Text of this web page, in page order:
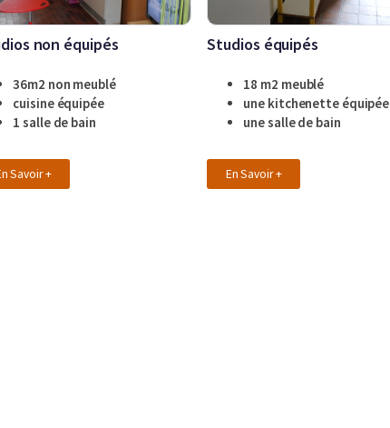
non équipés
36m2 non meublé
cuisine équipée
1 salle de bain
Savoir +
Studios équipés
18 m2 meublé
une kitchenette équipée
une salle de bain
En Savoir +